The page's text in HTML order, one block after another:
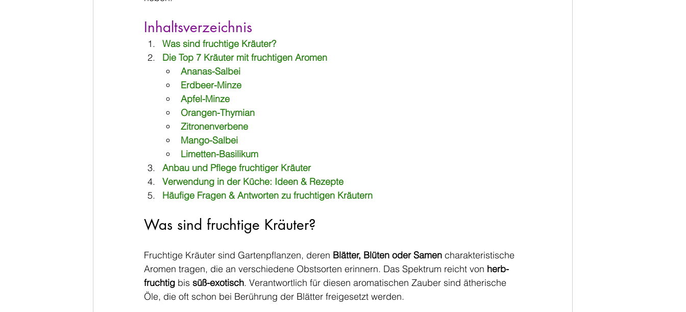
Inhaltsverzeichnis
Was sind fruchtige Kräuter?
Die Top 7 Kräuter mit fruchtigen Aromen
Ananas-Salbei
Erdbeer-Minze
Apfel-Minze
Orangen-Thymian
Zitronenverbene
Mango-Salbei
Limetten-Basilikum
Anbau und Pflege fruchtiger Kräuter
Verwendung in der Küche: Ideen & Rezepte
Häufige Fragen & Antworten zu fruchtigen Kräutern
Was sind fruchtige Kräuter?
Fruchtige Kräuter sind Gartenpflanzen, deren Blätter, Blüten oder Samen charakteristische
Aromen tragen, die an verschiedene Obstsorten erinnern. Das Spektrum reicht von herb-
fruchtig bis süß-exotisch. Verantwortlich für diesen aromatischen Zauber sind ätherische
Öle, die oft schon bei Berührung der Blätter freigesetzt werden.